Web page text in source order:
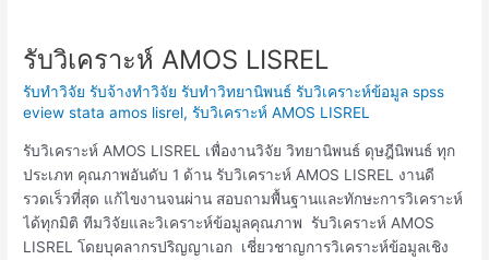
รับวิเคราะห์ AMOS LISREL
รับทำวิจัย รับจ้างทำวิจัย รับทำวิทยานิพนธ์ รับวิเคราะห์ข้อมูล spss
eview stata amos lisrel,รับวิเคราะห์ AMOS LISREL
รับวิเคราะห์ AMOS LISREL เพื่องานวิจัย วิทยานิพนธ์ ดุษฎีนิพนธ์ ทุก
ประเภท คุณภาพอันดับ 1 ด้าน รับวิเคราะห์ AMOS LISREL งานดี
รวดเร็วที่สุด แก้ไขงานจนผ่าน สอบถามพื้นฐานและทักษะการวิเคราะห์
ได้ทุกมิติ ทีมวิจัยและวิเคราะห์ข้อมูลคุณภาพ รับวิเคราะห์ AMOS
LISREL โดยบุคลากรปริญญาเอก เชี่ยวชาญการวิเคราะห์ข้อมูลเชิง
รับ
AMOS